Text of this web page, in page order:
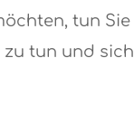
tun Sie
zu tun und sich